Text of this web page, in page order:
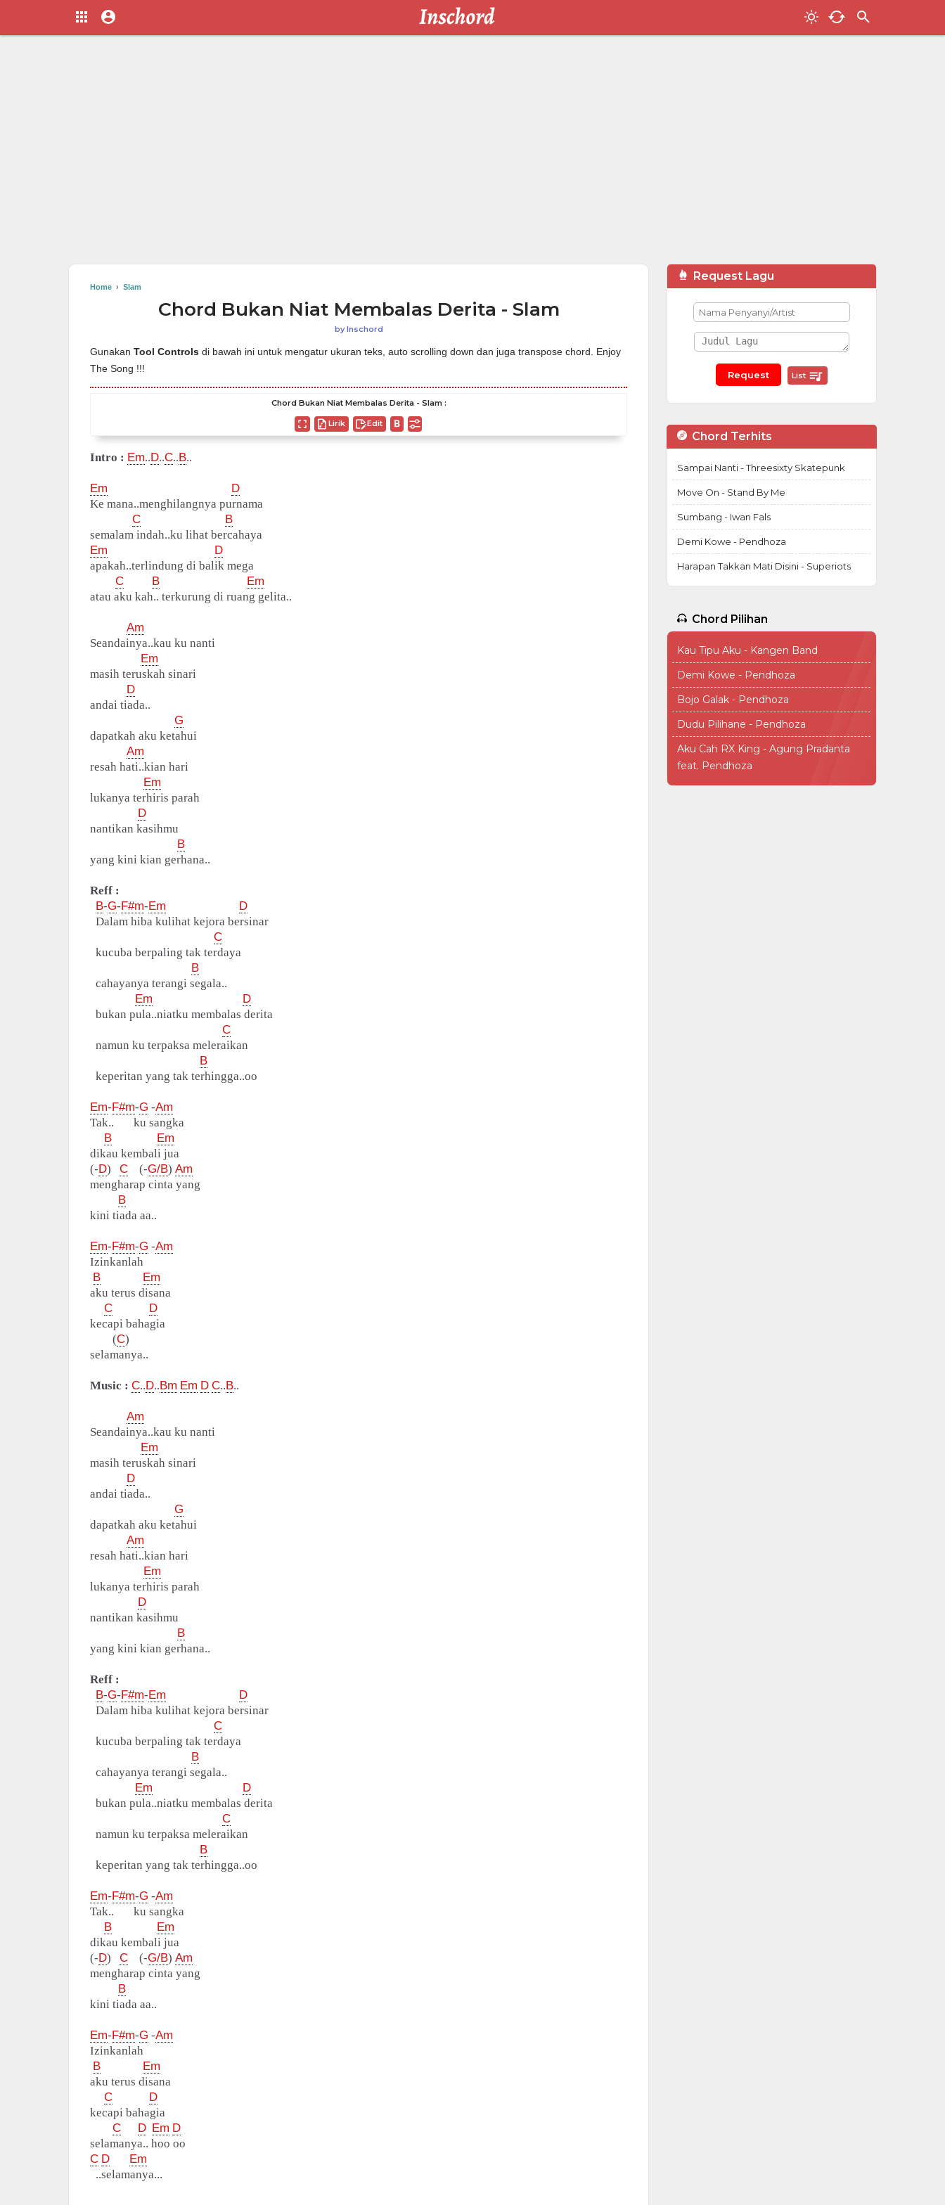
Home › Slam
Chord Bukan Niat Membalas Derita - Slam
byInschord
Gunakan Tool Controls di bawah ini untuk mengatur ukuran teks, auto scrolling down dan juga transpose chord. Enjoy
The Song !!!
Chord Bukan Niat Membalas Derita - Slam :
Lirik Edit
Intro : Em..D..C..B..
Em
D
Ke mana..menghilangnya purnama
C
B
semalam indah..ku lihat bercahaya
Em
D
apakah..terlindung di balik mega
C
B
Em
atau aku kah.. terkurung di ruang gelita..
Am
Seandainya..kau ku nanti
Em
masih teruskah sinari
D
andai tiada..
G
dapatkah aku ketahui
Am
resah hati..kian hari
Em
lukanya terhiris parah
D
nantikan kasihmu
B
yang kini kian gerhana..
Reff :
B-G-F#m-Em
D
Dalam hiba kulihat kejora bersinar
C
kucuba berpaling tak terdaya
B
cahayanya terangi segala..
Em
D
bukan pula..niatku membalas derita
C
namun ku terpaksa meleraikan
B
keperitan yang tak terhingga..oo
Em-F#m-G -Am
Tak.. ku sangka
B
Em
dikau kembali jua
(-D) C (-G/B) Am
mengharap cinta yang
B
kini tiada aa..
Em-F#m-G -Am
Izinkanlah
B
Em
aku terus disana
C
D
kecapi bahagia
(C)
selamanya..
Music : C..D..Bm Em D C..B..
Am
Seandainya..kau ku nanti
Em
masih teruskah sinari
D
andai tiada..
G
dapatkah aku ketahui
Am
resah hati..kian hari
Em
lukanya terhiris parah
D
nantikan kasihmu
B
yang kini kian gerhana..
Reff :
B-G-F#m-Em
D
Dalam hiba kulihat kejora bersinar
C
kucuba berpaling tak terdaya
B
cahayanya terangi segala..
Em
D
bukan pula..niatku membalas derita
C
namun ku terpaksa meleraikan
B
keperitan yang tak terhingga..oo
Em-F#m-G -Am
Tak.. ku sangka
B
Em
dikau kembali jua
(-D) C (-G/B) Am
mengharap cinta yang
B
kini tiada aa..
Em-F#m-G -Am
Izinkanlah
B
Em
aku terus disana
C
D
kecapi bahagia
C
D Em D
selamanya.. hoo oo
C D
Em
..selamanya...
Request Lagu
List
Chord Terhits
Sampai Nanti - Threesixty Skatepunk
Move On - Stand By Me
Sumbang - Iwan Fals
Demi Kowe - Pendhoza
Harapan Takkan Mati Disini - Superiots
Chord Pilihan
Kau Tipu Aku - Kangen Band
Demi Kowe - Pendhoza
Bojo Galak - Pendhoza
Dudu Pilihane - Pendhoza
Aku Cah RX King - Agung Pradanta
feat. Pendhoza